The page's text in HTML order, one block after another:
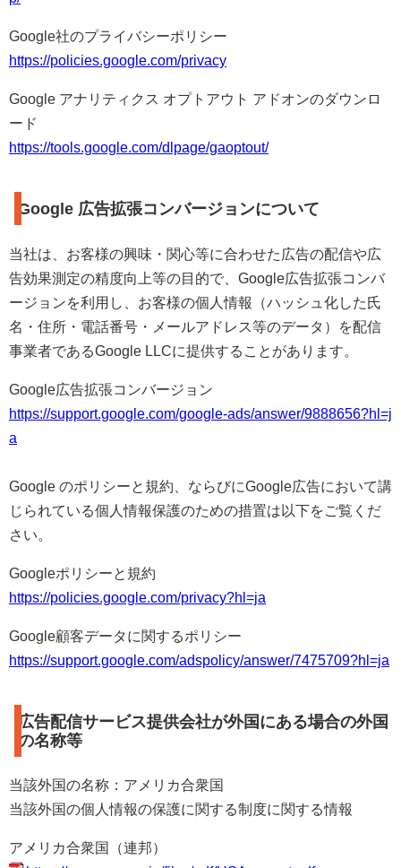
Google社のプライバシーポリシー
https://policies.google.com/privacy
Google アナリティクス オプトアウト アドオンのダウンロ
ード
https://tools.google.com/dlpage/gaoptout/
Google 広告拡張コンバージョンについて
当社は、お客様の興味・関心等に合わせた広告の配信や広
告効果測定の精度向上等の目的で、Google広告拡張コンバ
ージョンを利用し、お客様の個人情報（ハッシュ化した氏
名・住所・電話番号・メールアドレス等のデータ）を配信
事業者であるGoogle LLCに提供することがあります。
Google広告拡張コンバージョン
https://support.google.com/google-ads/answer/9888656?hl=j
a
Google のポリシーと規約、ならびにGoogle広告において講
じられている個人情報保護のための措置は以下をご覧くだ
さい。
Googleポリシーと規約
https://policies.google.com/privacy?hl=ja
Google顧客データに関するポリシー
https://support.google.com/adspolicy/answer/7475709?hl=ja
広告配信サービス提供会社が外国にある場合の外国
の名称等
当該外国の名称：アメリカ合衆国
当該外国の個人情報の保護に関する制度に関する情報
アメリカ合衆国（連邦）